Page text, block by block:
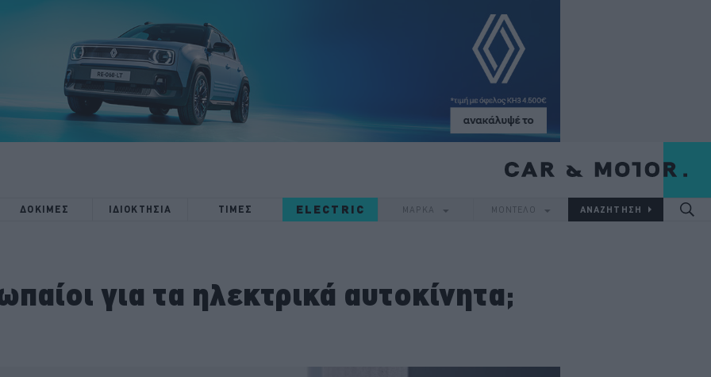
ΔΟΚΙΜΕΣ ΙΔΙΟΚΤΗΣΙΑ ΤΙΜΕΣ ELECTRIC ΜΑΡΚΑ ΜΟΝΤΕΛΟ
για τα ηλεκτρικά αυτοκίνητα;